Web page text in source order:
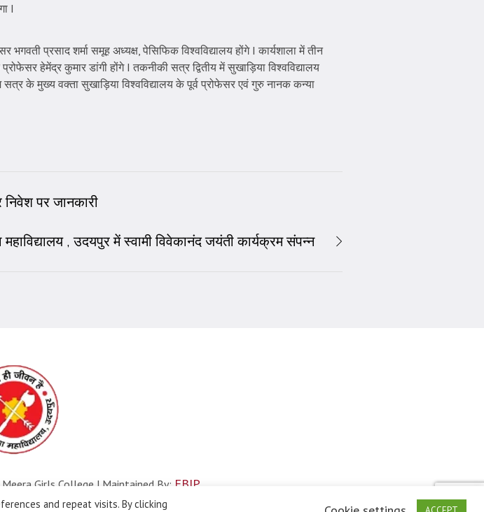
I
प्रसाद शर्मा समूह अध्यक्ष, पेसिफिक विश्वविद्यालय होंगे I कार्यशाला में तीन
हेमेंद्र कुमार डांगी होंगे I तकनीकी सत्र द्वितीय में सुखाड़िया विश्वविद्यालय
के मुख्य वक्ता सुखाड़िया विश्वविद्यालय के पूर्व प्रोफेसर एवं गुरु नानक कन्या
पर जानकारी
महाविद्यालय , उदयपुर में स्वामी विवेकानंद जयंती कार्यक्रम संपन्न
Girls College | Maintained By: FBIP
and repeat visits. By clicking